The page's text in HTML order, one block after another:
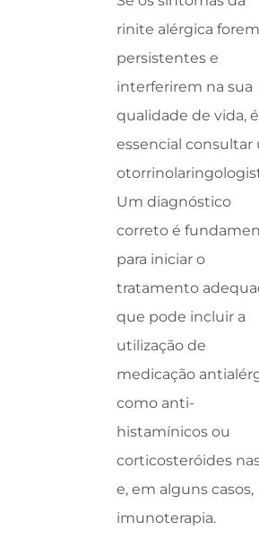
rinite alérgica forem
persistentes e
interferirem na sua
qualidade de vida, é
essencial consultar
Um diagnóstico
correto é
para iniciar o
tratamento
que pode incluir a
utilização de
medicação
como anti-
histamínicos ou
corticosteróides
e, em alguns casos,
imunoterapia.